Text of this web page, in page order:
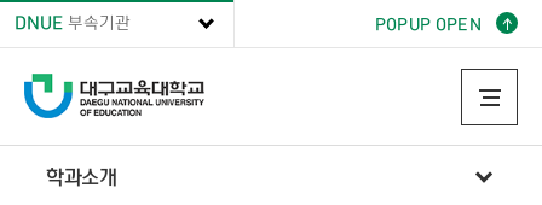
POPUP OPEN
DNUE 부속기관
학과소개